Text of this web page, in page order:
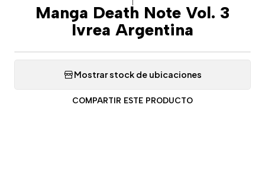
Manga Death Note Vol. 3
Ivrea Argentina
Mostrar stock de ubicaciones
COMPARTIR ESTE PRODUCTO